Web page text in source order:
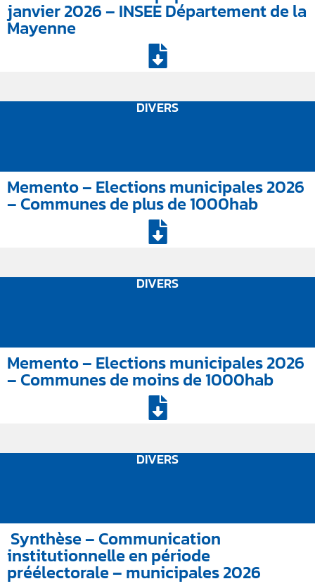
janvier 2026 – INSEE Département de la
Mayenne
DIVERS
Memento – Elections municipales 2026
– Communes de plus de 1000hab
DIVERS
Memento – Elections municipales 2026
– Communes de moins de 1000hab
DIVERS
Synthèse – Communication
institutionnelle en période
préélectorale – municipales 2026